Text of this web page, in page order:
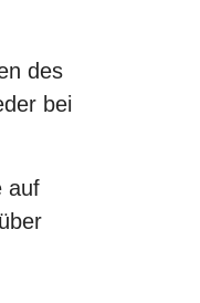
des
bei
auf